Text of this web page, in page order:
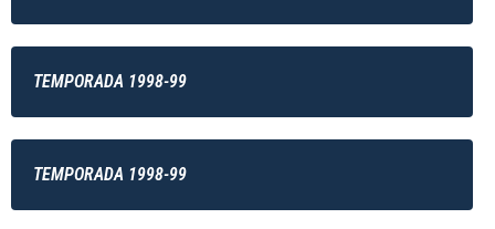
TEMPORADA 1998-99
TEMPORADA 1998-99